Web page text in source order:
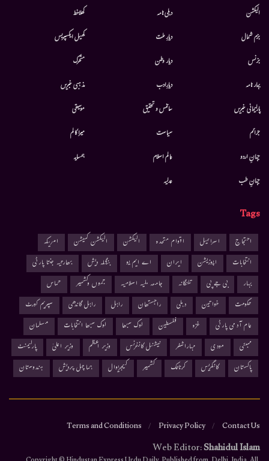
الیکشن
بزم شمال
بزنس
بہار نامہ
پارلیمانی خبریں
جرائم
جہانِ اردو
جہانِ طب
دہلی نامہ
دیارِ ملت
دیار وطن
دیارِادب
سائنس و تحقیق
سیاست
عالم اسلام
عدلیہ
کھلاخط
کھیل ایکسپریس
متحرك
مذہبی خبریں
موسيقى
میرا کالم
ہمسایہ
Tags
احتجاج اسرائیل اقوام متحدہ الیکشن الیکشن کمیشن
امریکہ
انتخابات
اپوزیشن ایران اے ایم یو بنگلہ دیش
بھارتیہ جنتا پارٹی
بہار
بی جے پی تلنگانہ جامعہ ملیہ اسلامیہ جموں وکشمیر
حماس
حکومت
خواتین دہلی راجستھان راہل راہل گاندھی
سپریم کورٹ
عام آدمی پارٹی
غزہ فلسطین لوک سبھا لوک سبھا انتخابات
مسلمان
ممبئی
مودی مہاراشٹر نیشنل کانفرنس وزیر اعظم وزیر اعلیٰ
پارلیمنٹ
پاکستان
کانگریس کرناٹک کشمیر کیجریوال ہماچل پردیش ہندوستان
Contact Us
Privacy Policy
Terms and Conditions
Web Editor:Shahidul Islam